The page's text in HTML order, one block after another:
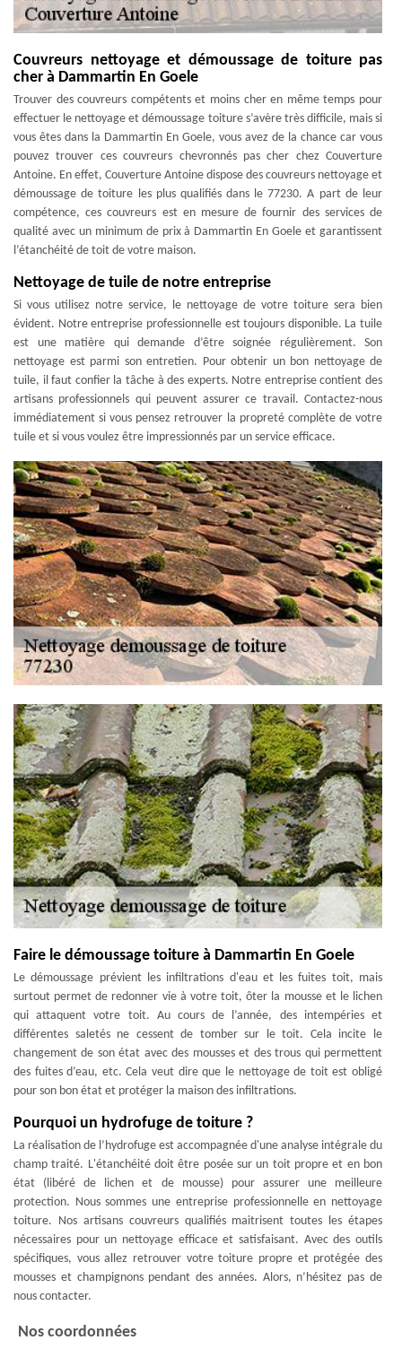
Couvreurs nettoyage et démoussage de toiture pas
cher à Dammartin En Goele
Trouver des couvreurs compétents et moins cher en même temps pour
effectuer le nettoyage et démoussage toiture s’avère très difficile, mais si
vous êtes dans la Dammartin En Goele, vous avez de la chance car vous
pouvez trouver ces couvreurs chevronnés pas cher chez Couverture
Antoine. En effet, Couverture Antoine dispose des couvreurs nettoyage et
démoussage de toiture les plus qualifiés dans le 77230. A part de leur
compétence, ces couvreurs est en mesure de fournir des services de
qualité avec un minimum de prix à Dammartin En Goele et garantissent
l’étanchéité de toit de votre maison.
Nettoyage de tuile de notre entreprise
Si vous utilisez notre service, le nettoyage de votre toiture sera bien
évident. Notre entreprise professionnelle est toujours disponible. La tuile
est une matière qui demande d’être soignée régulièrement. Son
nettoyage est parmi son entretien. Pour obtenir un bon nettoyage de
tuile, il faut confier la tâche à des experts. Notre entreprise contient des
artisans professionnels qui peuvent assurer ce travail. Contactez-nous
immédiatement si vous pensez retrouver la propreté complète de votre
tuile et si vous voulez être impressionnés par un service efficace.
Faire le démoussage toiture à Dammartin En Goele
Le démoussage prévient les infiltrations d'eau et les fuites toit, mais
surtout permet de redonner vie à votre toit, ôter la mousse et le lichen
qui attaquent votre toit. Au cours de l’année, des intempéries et
différentes saletés ne cessent de tomber sur le toit. Cela incite le
changement de son état avec des mousses et des trous qui permettent
des fuites d’eau, etc. Cela veut dire que le nettoyage de toit est obligé
pour son bon état et protéger la maison des infiltrations.
Pourquoi un hydrofuge de toiture ?
La réalisation de l’hydrofuge est accompagnée d'une analyse intégrale du
champ traité. L'étanchéité doit être posée sur un toit propre et en bon
état (libéré de lichen et de mousse) pour assurer une meilleure
protection. Nous sommes une entreprise professionnelle en nettoyage
toiture. Nos artisans couvreurs qualifiés maitrisent toutes les étapes
nécessaires pour un nettoyage efficace et satisfaisant. Avec des outils
spécifiques, vous allez retrouver votre toiture propre et protégée des
mousses et champignons pendant des années. Alors, n’hésitez pas de
nous contacter.
Nos coordonnées